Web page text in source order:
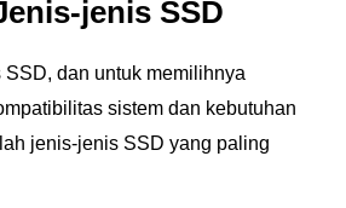
jenis SSD
dan untuk memilihnya
sistem dan kebutuhan
jenis-jenis SSD yang paling